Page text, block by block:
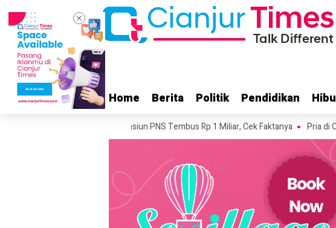
Home Berita Politik Pendidikan
Home Berita Politik Pendidikan
Dana Pensiun PNS Tembus Rp 1 Miliar, Cek Faktanya Pria di Cilaku